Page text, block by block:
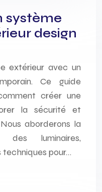
système
design
extérieur avec un
Ce guide
créer une
la sécurité et
aborderons la
luminaires,
techniques pour…